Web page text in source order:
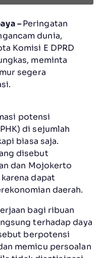
–Peringatan
dunia,
Komisi E DPRD
meminta
segera
antisipasi.
potensi
di sejumlah
biasa saja.
disebut
dan Mojokerto
dapat
daerah.
bagi ribuan
terhadap daya
berpotensi
memicu persoalan